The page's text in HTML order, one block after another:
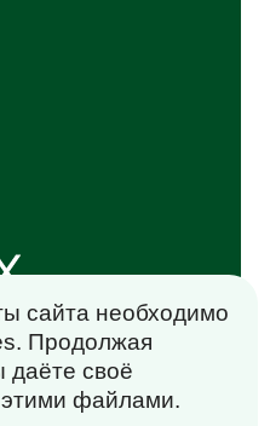
сайта необходимо
Продолжая
даёте своё
этими файлами.